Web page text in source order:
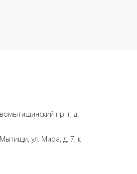
пр-т, д.
ул. Мира, д. 7, к